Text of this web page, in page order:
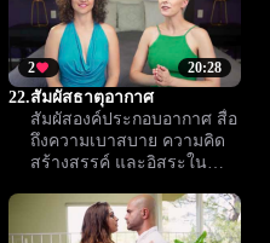
20:28
2
22.สัมผัสธาตุอากาศ
สัมผัสองค์ประกอบอากาศ สื่อ
ถึงความเบาสบาย ความคิด
สร้างสรรค์ และอิสระใน
เรียนนี้พาคุณเปิดใจสู่ความ
รู้สึกใหม่ ๆ